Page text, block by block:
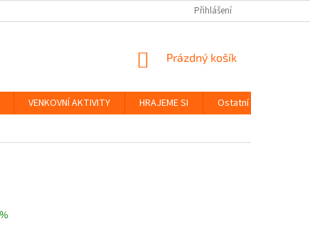
ZÁSADY OCHRANY
Přihlášení
NÁKUPNÍ
Prázdný košík
VENKOVNÍ AKTIVITY HRAJEME SI Ostatní